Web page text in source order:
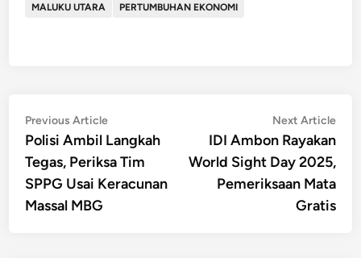
MALUKU UTARA
PERTUMBUHAN EKONOMI
Post
navigation
Previous ArticlePrevious
article:
Polisi Ambil Langkah
Tegas, Periksa Tim
SPPG Usai Keracunan
Massal MBG
Next Article
IDI Ambon Rayakan
World Sight Day 2025,
Pemeriksaan Mata
Gratis